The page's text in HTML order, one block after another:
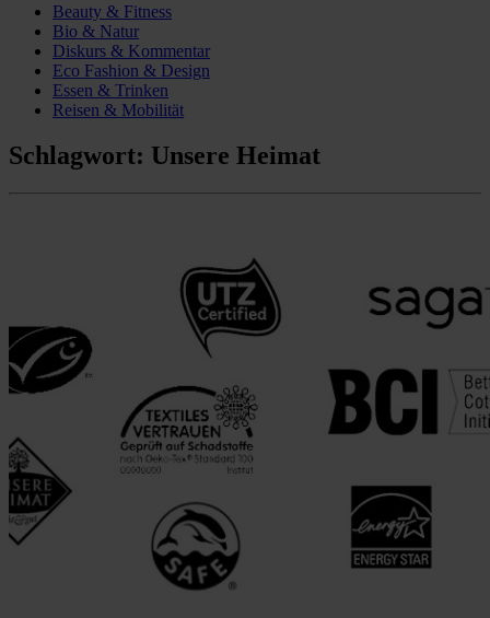
Beauty & Fitness
Bio & Natur
Diskurs & Kommentar
Eco Fashion & Design
Essen & Trinken
Reisen & Mobilität
Schlagwort: Unsere Heimat